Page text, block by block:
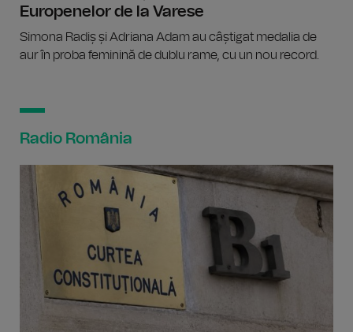
Europenelor de la Varese
Simona Radiș și Adriana Adam au câștigat medalia de
aur în proba feminină de dublu rame, cu un nou record.
Radio România